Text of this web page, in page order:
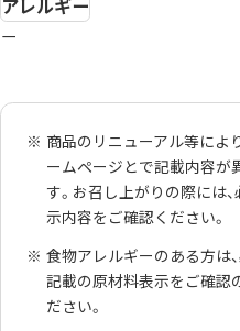
アレルギー
－
商品のリニューアル等によ
ームページとで記載内容が
す。お召し上がりの際には
示内容をご確認ください。
食物アレルギーのある方は
記載の原材料表示をご確認
ださい。